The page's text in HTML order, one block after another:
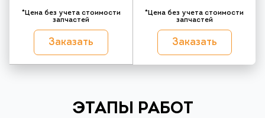
*Цена без учета стоимости
запчастей
Заказать
*Цена без учета стоимости
запчастей
Заказать
ЭТАПЫ РАБОТ